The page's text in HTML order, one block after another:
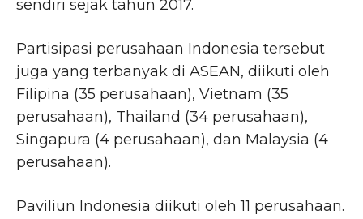
sendiri sejak tahun 2017.
Partisipasi perusahaan Indonesia tersebut
juga yang terbanyak di ASEAN, diikuti oleh
Filipina (35 perusahaan), Vietnam (35
perusahaan), Thailand (34 perusahaan),
Singapura (4 perusahaan), dan Malaysia (4
perusahaan).
Paviliun Indonesia diikuti oleh 11 perusahaan.